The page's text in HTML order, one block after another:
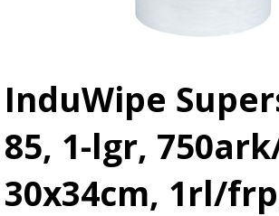
InduWipe
85, 1-lgr,
30x34cm, 1rl/